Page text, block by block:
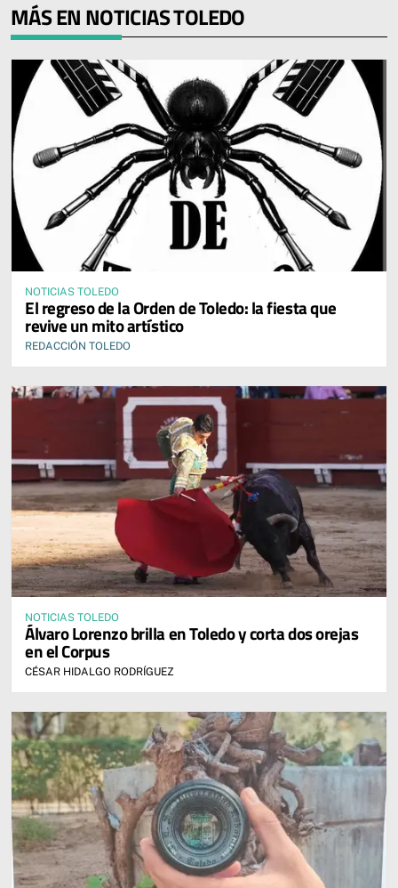
MÁS EN NOTICIAS TOLEDO
NOTICIAS TOLEDO
El regreso de la Orden de Toledo: la fiesta que
revive un mito artístico
REDACCIÓN TOLEDO
NOTICIAS TOLEDO
Álvaro Lorenzo brilla en Toledo y corta dos orejas
en el Corpus
CÉSAR HIDALGO RODRÍGUEZ